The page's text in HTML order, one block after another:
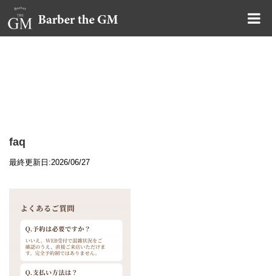
faq
最終更新日:2026/06/27